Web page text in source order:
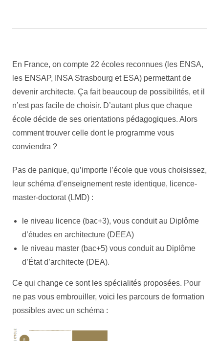
En France, on compte 22 écoles reconnues (les ENSA,
les ENSAP, INSA Strasbourg et ESA) permettant de
devenir architecte. Ça fait beaucoup de possibilités, et il
n’est pas facile de choisir. D’autant plus que chaque
école décide de ses orientations pédagogiques. Alors
comment trouver celle dont le programme vous
conviendra ?
Pas de panique, qu’importe l’école que vous choisissez,
leur schéma d’enseignement reste identique, licence-
master-doctorat (LMD) :
le niveau licence (bac+3), vous conduit au Diplôme
d’études en architecture (DEEA)
le niveau master (bac+5) vous conduit au Diplôme
d’État d’architecte (DEA).
Ce qui change ce sont les spécialités proposées. Pour
ne pas vous embrouiller, voici les parcours de formation
possibles avec un schéma :